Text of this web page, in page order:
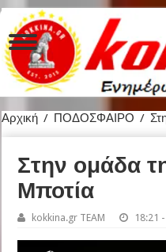
Αρχική / ΠΟΔΟΣΦΑΙΡΟ /
Στην ομάδα
Μποτία
kokkina.gr TEAM 18:21